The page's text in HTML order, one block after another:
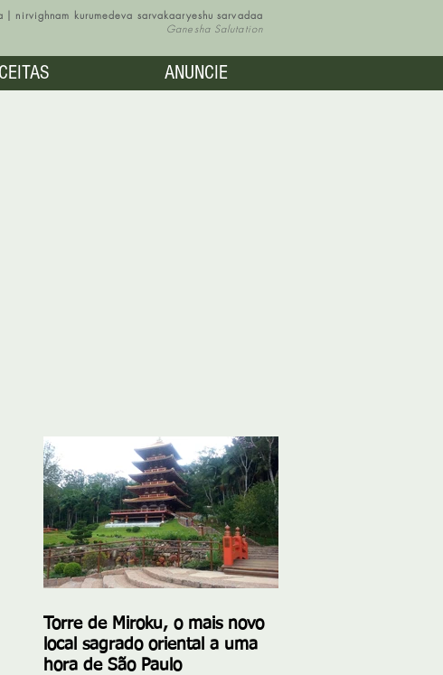
nirvighnam kurumedeva sarvakaaryeshu sarvadaa
Ganesha Salutation
Torre de Miroku, o mais novo
local sagrado oriental a uma
hora de São Paulo
ANUNCIE